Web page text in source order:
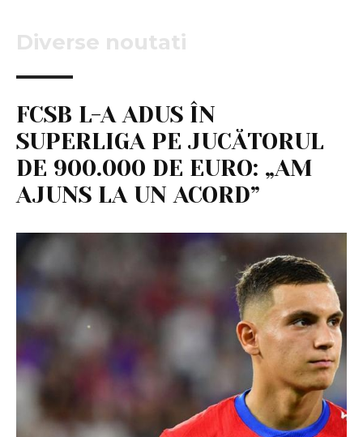
Diverse noutati
FCSB L-A ADUS ÎN
SUPERLIGA PE JUCĂTORUL
DE 900.000 DE EURO: „AM
AJUNS LA UN ACORD”